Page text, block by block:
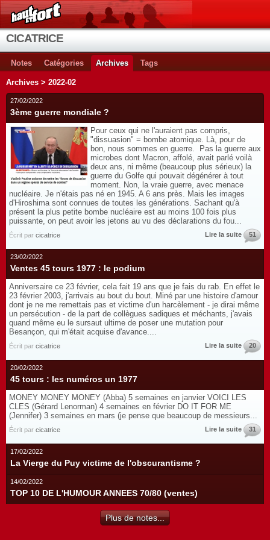
CICATRICE
Notes Catégories Archives Tags
Archives > 2022-02
27/02/2022
3ème guerre mondiale ?
Pour ceux qui ne l'auraient pas compris,
"dissuasion" = bombe atomique. Là, pour de
bon, nous sommes en guerre. Pas la guerre aux
microbes dont Macron, affolé, avait parlé voilà
deux ans, ni même (beaucoup plus sérieux) la
guerre du Golfe qui pouvait dégénérer à tout
moment. Non, la vraie guerre, avec menace
nucléaire. Je n'étais pas né en 1945. A 6 ans près. Mais les images
d'Hiroshima sont connues de toutes les générations. Sachant qu'à
présent la plus petite bombe nucléaire est au moins 100 fois plus
puissante, on peut avoir les jetons au vu des déclarations du fou...
Écrit par cicatrice Lire la suite 51
23/02/2022
Ventes 45 tours 1977 : le podium
Anniversaire ce 23 février, cela fait 19 ans que je fais du rab. En effet le
23 février 2003, j'arrivais au bout du bout. Miné par une histoire d'amour
dont je ne me remettais pas et victime d'un harcèlement - je dirai même
un persécution - de la part de collègues sadiques et méchants, j'avais
quand même eu le sursaut ultime de poser une mutation pour
Besançon, qui m'était acquise d'avance....
Écrit par cicatrice Lire la suite 20
20/02/2022
45 tours : les numéros un 1977
MONEY MONEY MONEY (Abba) 5 semaines en janvier VOICI LES
CLES (Gérard Lenorman) 4 semaines en février DO IT FOR ME
(Jennifer) 3 semaines en mars (je pense que beaucoup de messieurs...
Écrit par cicatrice Lire la suite 31
17/02/2022
La Vierge du Puy victime de l'obscurantisme ?
14/02/2022
TOP 10 DE L'HUMOUR ANNEES 70/80 (ventes)
Plus de notes...